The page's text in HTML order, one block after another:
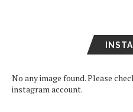
No any image found. Please
instagram account.